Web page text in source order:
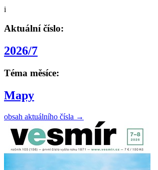
i
Aktuální číslo:
2026/7
Téma měsíce:
Mapy
obsah aktuálního čísla →